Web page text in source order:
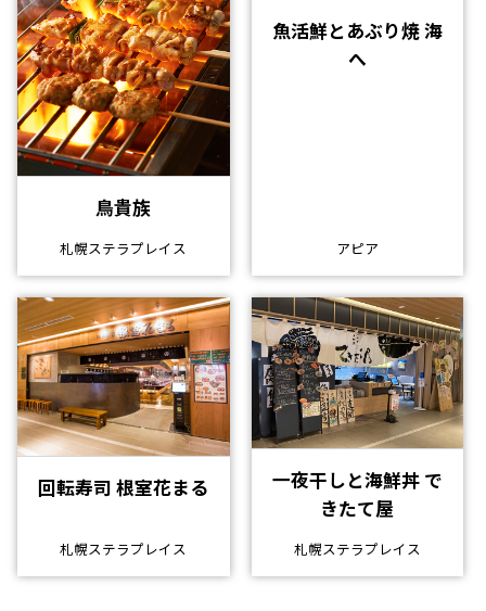
鳥貴族
札幌ステラプレイス
魚活鮮とあぶり焼 海
へ
アピア
回転寿司 根室花まる
札幌ステラプレイス
一夜干しと海鮮丼 で
きたて屋
札幌ステラプレイス